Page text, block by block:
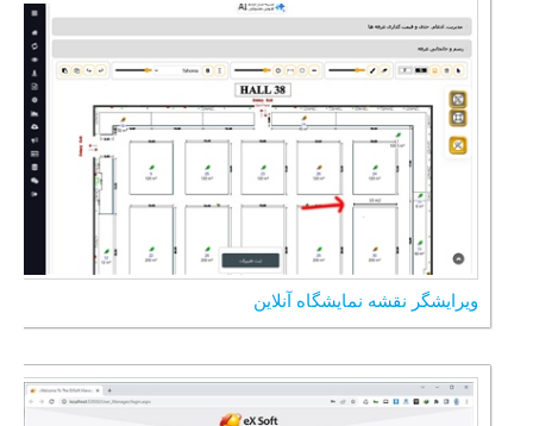
ویرایشگر نقشه نمایشگاه آنلاین